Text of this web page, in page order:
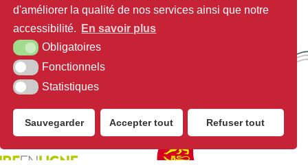
d'améliorer la qualité de nos services ainsi que notre
accessibilité.
En savoir plus
Obligatoires
Fonctionnels
Statistiques
Sauvegarder Accepter tout Refuser tout